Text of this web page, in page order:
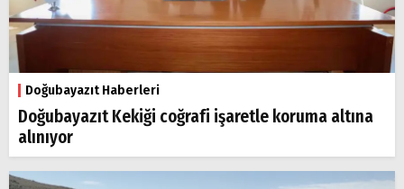
Doğubayazıt Haberleri
Doğubayazıt Kekiği coğrafi işaretle koruma altına
alınıyor